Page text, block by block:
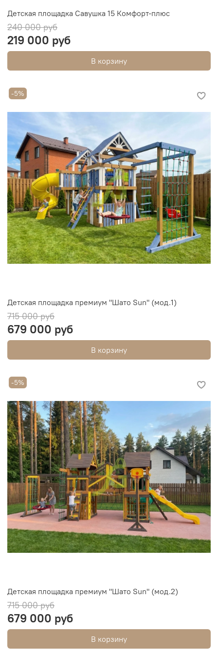
Детская площадка Савушка 15 Комфорт-плюс
240 000 руб
219 000 руб
В корзину
-5%
Детская площадка премиум "Шато Sun" (мод.1)
715 000 руб
679 000 руб
В корзину
-5%
Детская площадка премиум "Шато Sun" (мод.2)
715 000 руб
679 000 руб
В корзину